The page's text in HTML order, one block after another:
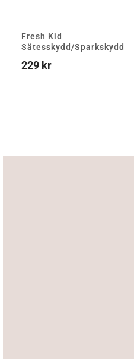
Fresh Kid
Sätesskydd/Sparkskydd
229 kr